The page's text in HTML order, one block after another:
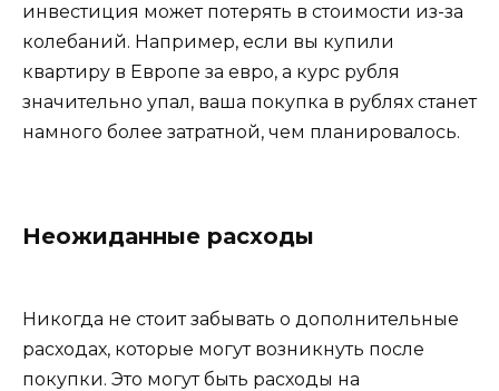
инвестиция может потерять в стоимости из-за
колебаний. Например, если вы купили
квартиру в Европе за евро, а курс рубля
значительно упал, ваша покупка в рублях станет
намного более затратной, чем планировалось.
Неожиданные расходы
Никогда не стоит забывать о дополнительные
расходах, которые могут возникнуть после
покупки. Это могут быть расходы на